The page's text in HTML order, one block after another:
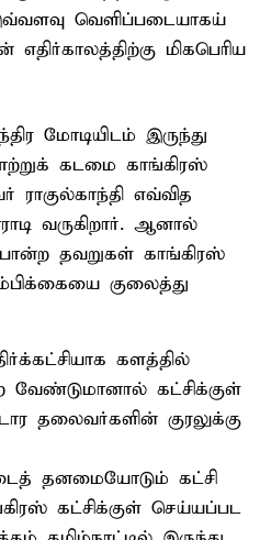
வெளிப்படையாகய்
மிகபெரிய
மோடியிடம் இருந்து
கடமை காங்கிரஸ்
எவ்வித
வருகிறார். ஆனால்
தவறுகள் காங்கிரஸ்
குலைத்து
களத்தில்
வேண்டுமானால் கட்சிக்குள்
தலைவர்களின் குரலுக்கு
தனமையோடும் கட்சி
கட்சிக்குள் செய்யப்பட